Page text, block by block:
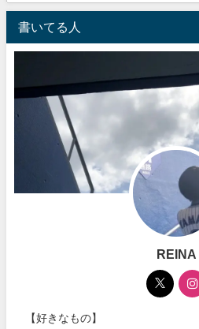
書いてる人
REINA
【好きなもの】